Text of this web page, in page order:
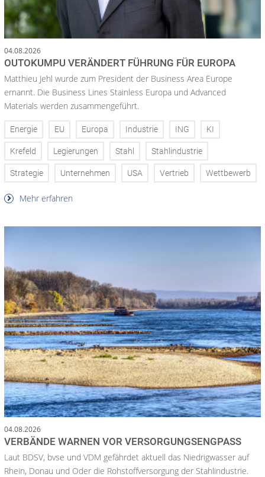
04.08.2026
OUTOKUMPU VERÄNDERT FÜHRUNG FÜR EUROPA
Matthieu Jehl wurde zum President der Business Area Europe
ernannt. Die Business Lines Stainless Europa und Advanced
Materials werden zusammengeführt.
Energie EU Europa Industrie ING KI
Krefeld Legierungen Stahl Stahlindustrie
Strategie Unternehmen USA Vertrieb Wettbewerb
Mehr erfahren
04.08.2026
VERBÄNDE WARNEN VOR VERSORGUNGSENGPASS
Laut BDSV, bvse und VDM gefährdet aktuell das Niedrigwasser auf
Rhein, Donau und Oder die Rohstoffversorgung der Stahlindustrie.